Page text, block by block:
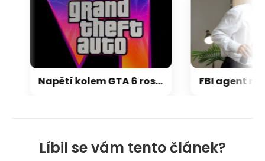
Líbil se vám tento článek?
Napětí kolem GTA 6 roste. Srpen může přinést třetí trailer i první gameplay